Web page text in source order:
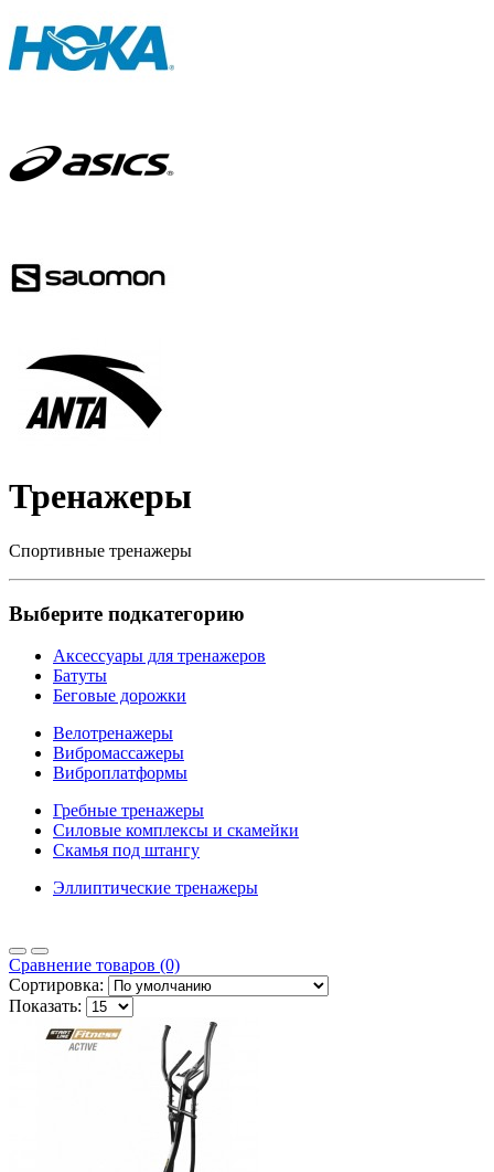
Тренажеры
Спортивные тренажеры
Выберите подкатегорию
Аксессуары для тренажеров
Батуты
Беговые дорожки
Велотренажеры
Вибромассажеры
Виброплатформы
Гребные тренажеры
Силовые комплексы и скамейки
Скамья под штангу
Эллиптические тренажеры
Сравнение товаров (0)
Сортировка:
Показать: